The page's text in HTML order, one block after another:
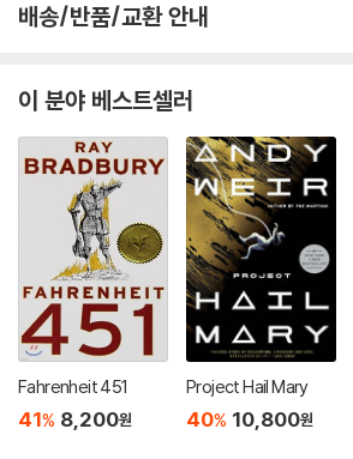
배송/반품/교환 안내
이 분야 베스트셀러
Fahrenheit 451
41% 8,200원
Project Hail Mary
40% 10,800원